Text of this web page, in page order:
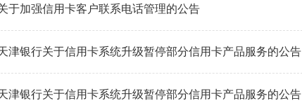
于加强信用卡客户联系电话管理的公告
津银行关于信用卡系统升级暂停部分信用卡产品服务的公告
津银行关于信用卡系统升级暂停部分信用卡产品服务的公告